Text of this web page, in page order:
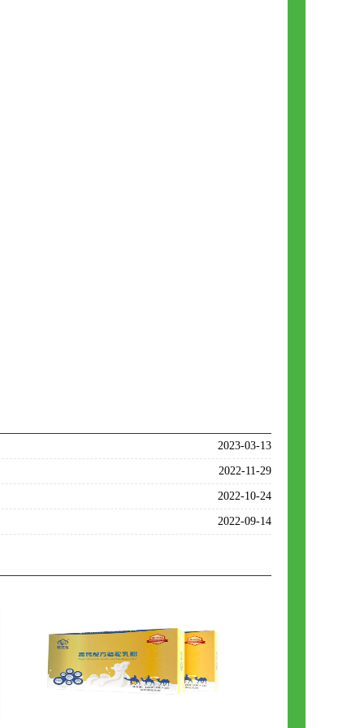
2023-03-13
2022-11-29
2022-10-24
2022-09-14